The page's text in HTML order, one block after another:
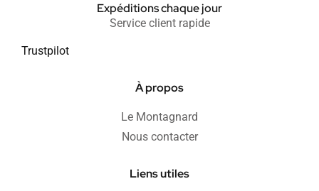
Expéditions chaque jour
Service client rapide
Trustpilot
À propos
Le Montagnard
Nous contacter
Liens utiles